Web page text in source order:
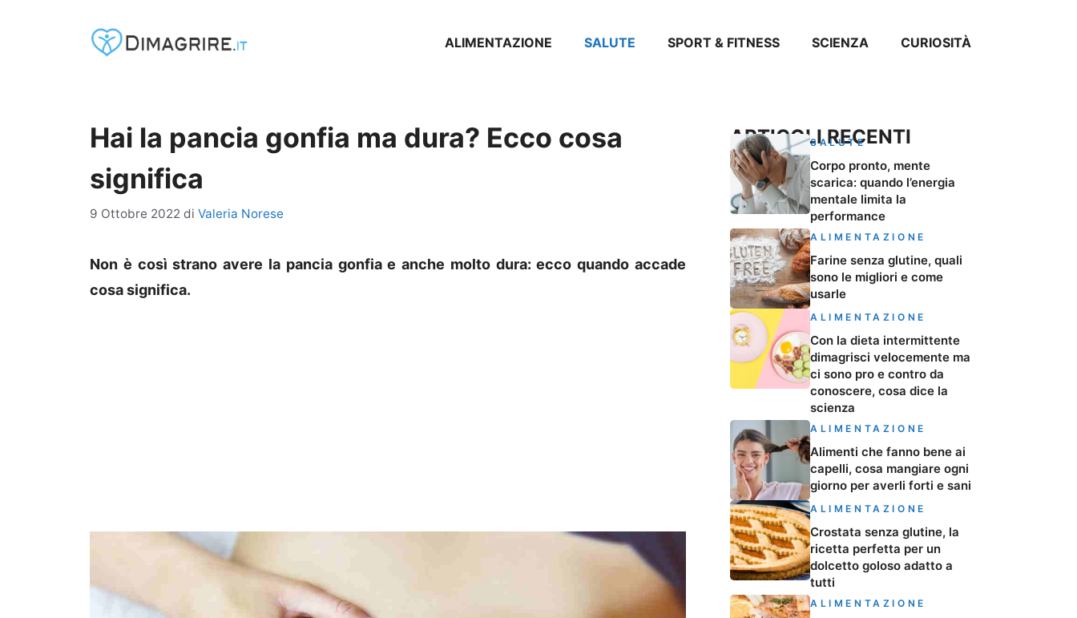
ALIMENTAZIONE SALUTE SPORT & FITNESS SCIENZA CURIOSITÀ
Hai la pancia gonfia ma dura? Ecco cosa
significa
9 Ottobre 2022 di Valeria Norese
Non è così strano avere la pancia gonfia e anche molto dura: ecco quando accade
cosa significa.
ARTICOLI RECENTI
SALUTE
Corpo pronto, mente
scarica: quando l’energia
mentale limita la
performance
ALIMENTAZIONE
Farine senza glutine, quali
sono le migliori e come
usarle
ALIMENTAZIONE
Con la dieta intermittente
dimagrisci velocemente ma
ci sono pro e contro da
conoscere, cosa dice la
scienza
ALIMENTAZIONE
Alimenti che fanno bene ai
capelli, cosa mangiare ogni
giorno per averli forti e sani
ALIMENTAZIONE
Crostata senza glutine, la
ricetta perfetta per un
dolcetto goloso adatto a
tutti
ALIMENTAZIONE